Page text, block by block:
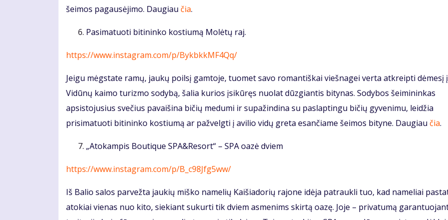
šeimos pagausėjimo. Daugiau čia.
Pasimatuoti bitininko kostiumą Molėtų raj.
https://www.instagram.com/p/BykbkkMF4Qq/
Jeigu mėgstate ramų, jaukų poilsį gamtoje, tuomet savo romantiškai viešnagei verta atkreipti dėmesį į
Vidūnų kaimo turizmo sodybą, šalia kurios įsikūręs nuolat dūzgiantis bitynas. Sodybos šeimininkas
apsistojusius svečius pavaišina bičių medumi ir supažindina su paslaptingu bičių gyvenimu, leidžia
prisimatuoti bitininko kostiumą ar pažvelgti į avilio vidų greta esančiame šeimos bityne. Daugiau čia.
„Atokampis Boutique SPA&Resort“ – SPA oazė dviem
https://www.instagram.com/p/B_c98Jfg5ww/
Iš Balio salos parvežta jaukių miško namelių Kaišiadorių rajone idėja patraukli tuo, kad nameliai
atokiai vienas nuo kito, siekiant sukurti tik dviem asmenims skirtą oazę. Joje – privatumą